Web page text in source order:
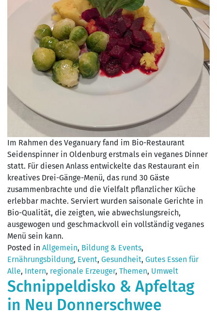
Im Rahmen des Veganuary fand im Bio-Restaurant
Seidenspinner in Oldenburg erstmals ein veganes Dinner
statt. Für diesen Anlass entwickelte das Restaurant ein
kreatives Drei-Gänge-Menü, das rund 30 Gäste
zusammenbrachte und die Vielfalt pflanzlicher Küche
erlebbar machte. Serviert wurden saisonale Gerichte in
Bio-Qualität, die zeigten, wie abwechslungsreich,
ausgewogen und geschmackvoll ein vollständig veganes
Menü sein kann.
Posted in Allgemein, Bildung & Events,
Ernährungsbildung, Event, Gesundheit, Gutes Essen für
Alle, Intern, regionale Erzeuger, Themen, Umwelt
Schnippeldisko & Apfeltag
in Neu Donnerschwee